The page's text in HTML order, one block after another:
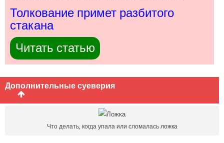
Толкование примет разбитого
стакана
Читать статью
Дополнительные суеверия
Что делать, когда упала или сломалась ложка